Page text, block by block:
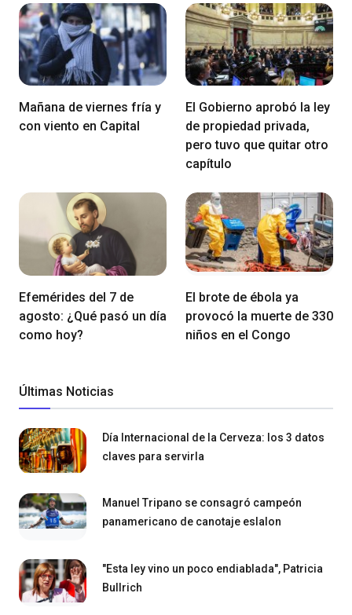
Mañana de viernes fría y
con viento en Capital
El Gobierno aprobó la ley
de propiedad privada,
pero tuvo que quitar otro
capítulo
Efemérides del 7 de
agosto: ¿Qué pasó un día
como hoy?
El brote de ébola ya
provocó la muerte de 330
niños en el Congo
Últimas Noticias
Día Internacional de la Cerveza: los 3 datos
claves para servirla
Manuel Tripano se consagró campeón
panamericano de canotaje eslalon
"Esta ley vino un poco endiablada", Patricia
Bullrich